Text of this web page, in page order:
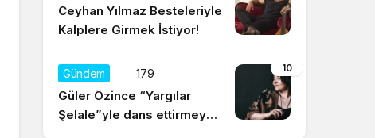
Ceyhan Yılmaz Besteleriyle
Kalplere Girmek İstiyor!
10
Gündem 179
Güler Özince “Yargılar
Şelale”yle dans ettirmeye